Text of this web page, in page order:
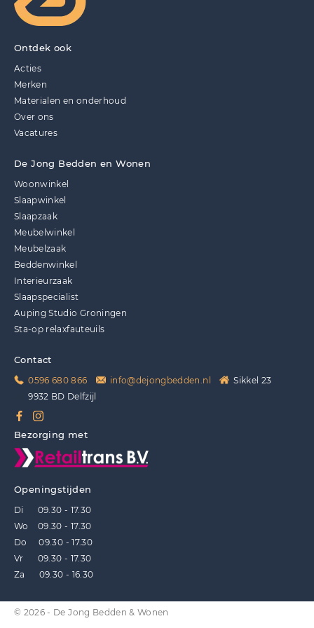
Ontdek ook
Acties
Merken
Materialen en onderhoud
Over ons
Vacatures
De Jong Bedden en Wonen
Woonwinkel
Slaapwinkel
Slaapzaak
Meubelwinkel
Meubelzaak
Beddenwinkel
Interieurzaak
Slaapspecialist
Auping Studio Groningen
Sta-op relaxfauteuils
Contact
0596 680 866 info@dejongbedden.nl
Sikkel 23
9932 BD Delfzijl
Bezorging met
Openingstijden
Di 09.30 - 17.30
Wo 09.30 - 17.30
Do 09.30 - 17.30
Vr 09.30 - 17.30
Za 09.30 - 16.30
© 2026 - De Jong Bedden & Wonen